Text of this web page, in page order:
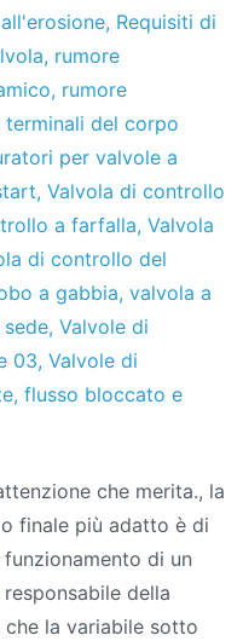
, Requisiti di
, rumore
, rumore
del corpo
per valvole a
, Valvola di controllo
a farfalla, Valvola
di controllo del
a gabbia, valvola a
, Valvole di
03, Valvole di
, flusso bloccato e
che merita., la
finale più adatto è di
di un
della
la variabile sotto